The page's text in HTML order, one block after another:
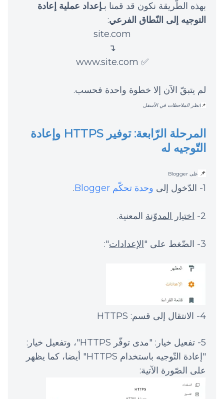
بهذه الطّريقة نكون قد قمنا بـإعداد عملية إعادة
التوجيه إلى النّطاق الفرعي:
site.com
↴
✅ www.site.com
لم يتبقّ الآن إلا خطوة واحدة فحسب.
📌انظر الملاحظات في الأسفل
المرحلة الرّابعة: توفير HTTPS وإعادة
التّوجيه له
📌 على Blogger
1- الدّخول إلى وحدة تحكّم Blogger .
2- اختيار المدوّنة المعنية.
3- الضّغط على " الإعدادات":
4- الانتقال إلى قسم: HTTPS
5- تفعيل خيار: "مدى توفّر HTTPS"، وتفعيل خيار:
"إعادة التّوجيه باستخدام HTTPS" أيضا، كما يظهر
على الصّورة الآتية: